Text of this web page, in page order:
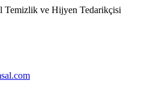
ve Hijyen Tedarikçisi